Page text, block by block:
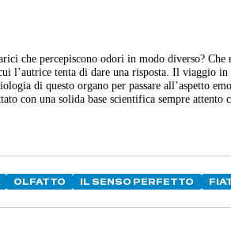
che percepiscono odori in modo diverso?
l’autrice tenta di dare una risposta. Il viaggio in
di questo organo per passare all’aspetto
con una solida base scientifica sempre
OLFATTO IL SENSO PERFETTO